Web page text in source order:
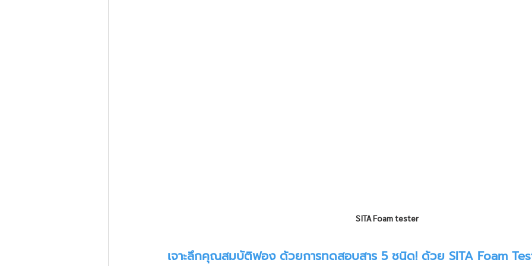
SITA Foam tester
เจาะลึกคุณสมบัติฟอง ด้วยการทดสอบสาร 5 ชนิด! ด้วย SITA Foam